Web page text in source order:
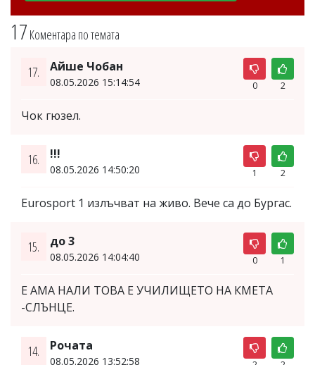
17 Коментара по темата
17. Айше Чобан
08.05.2026 15:14:54 0 2
Чок гюзел.
16. !!!
08.05.2026 14:50:20 1 2
Eurosport 1 излъчват на живо. Вече са до Бургас.
15. до 3
08.05.2026 14:04:40 0 1
Е АМА НАЛИ ТОВА Е УЧИЛИЩЕТО НА КМЕТА
-СЛЪНЦЕ.
14. Рочата
08.05.2026 13:52:58